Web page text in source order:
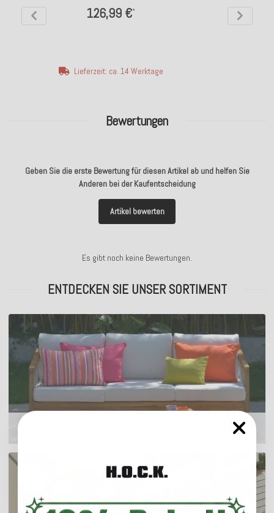
Bewertungen
Geben Sie die erste Bewertung für diesen Artikel ab und helfen Sie
Anderen bei der Kaufentscheidung
Artikel bewerten
Es gibt noch keine Bewertungen.
126,99 €*
Lieferzeit: ca. 14 Werktage
ENTDECKEN SIE UNSER SORTIMENT